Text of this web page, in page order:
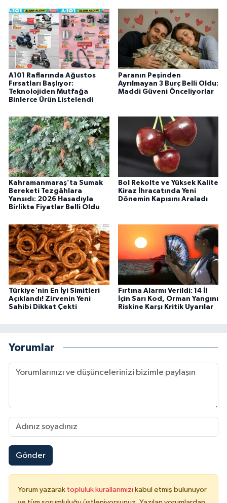
A101 Raflarında Ağustos
Fırsatları Başlıyor:
Teknolojiden Mutfağa
Binlerce Ürün Listelendi
Paranın Peşinden
Ayrılmayan 3 Burç Belli Oldu:
Maddi Güveni Önceliyorlar
Kahramanmaraş’ta Sumak
Bereketi Tezgâhlara
Yansıdı: 2026 Hasadıyla
Birlikte Fiyatlar Belli Oldu
Bol Rekolte ve Yüksek Kalite
Kiraz İhracatında Yeni
Dönemin Kapısını Araladı
Türkiye'nin En İyi Simitleri
Açıklandı! Zirvenin Yeni
Sahibi Dikkat Çekti
Fırtına Alarmı Verildi: 14 İl
İçin Sarı Kod, Orman Yangını
Riskine Karşı Kritik Uyarılar
Yorumlar
Gönder
Yorum yazarak topluluk kurallarımızı kabul etmiş bulunuyor